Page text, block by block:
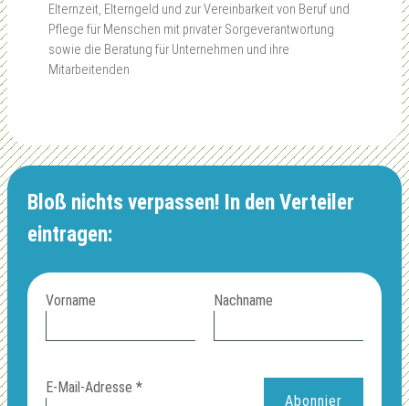
Elternzeit, Elterngeld und zur Vereinbarkeit von Beruf und
Pflege für Menschen mit privater Sorgeverantwortung
sowie die Beratung für Unternehmen und ihre
Mitarbeitenden
Bloß nichts verpassen! In den Verteiler
eintragen:
Vorname Nachname
E-Mail-Adresse*